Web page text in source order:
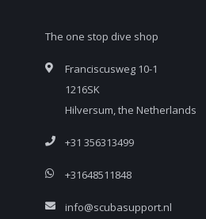
The one stop dive shop
Franciscusweg 10-1
1216SK
Hilversum, the Netherlands
+31 356313499
+31648511848
info@scubasupport.nl